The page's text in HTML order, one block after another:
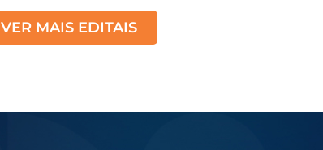
VER MAIS EDITAIS